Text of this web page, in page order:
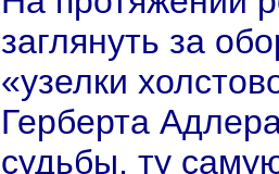
заглянуть за
«узелки
Герберта
судьбы, ту